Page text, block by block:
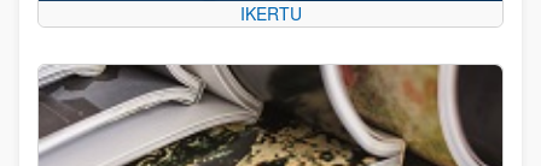
IKERTU